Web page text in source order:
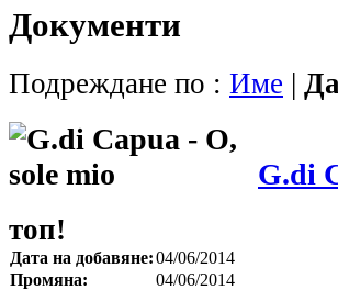
Документи
Подреждане по : Име |
G.di
топ!
Дата на добавяне:04/06/2014
Промяна:
04/06/2014